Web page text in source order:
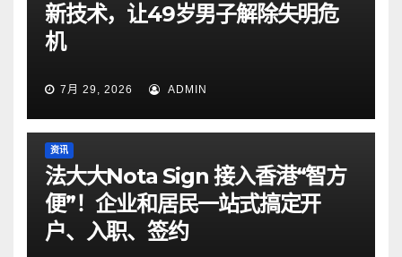
新技术，让49岁男子解除失明危
机
7月 29, 2026 ADMIN
资讯
法大大Nota Sign 接入香港“智方
便”！企业和居民一站式搞定开
户、入职、签约